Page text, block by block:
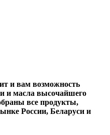
и вам возможность
и масла высочайшего
все продукты,
России, Беларуси и